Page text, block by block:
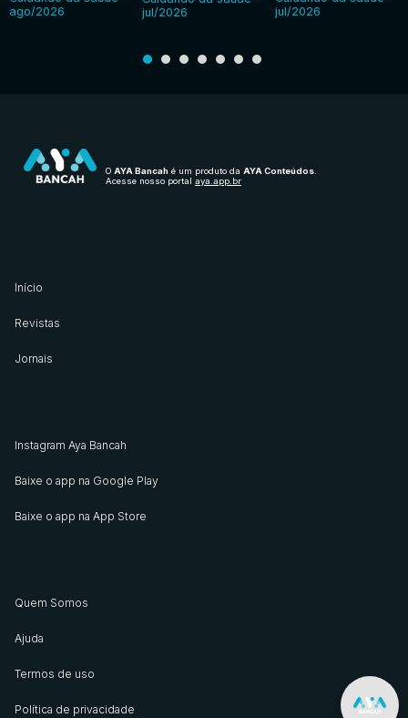
ago/2026
jul/2026
jul/2026
O AYA Bancah é um produto da AYA Conteúdos
Acesse nosso portal aya.app.br
Início
Revistas
Jornais
Instagram Aya Bancah
Baixe o app na Google Play
Baixe o app na App Store
Quem Somos
Ajuda
Termos de uso
Política de privacidade